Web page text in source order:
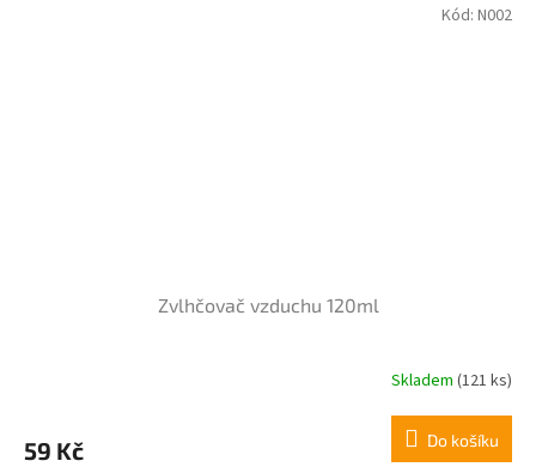
Zvlhčovač vzduchu 120ml
Skladem (121 ks)
59 Kč Do košíku
Kód: N002